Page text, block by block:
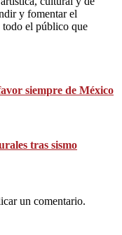
y fomentar el
todo el público que
siempre de México
tras sismo
un comentario.